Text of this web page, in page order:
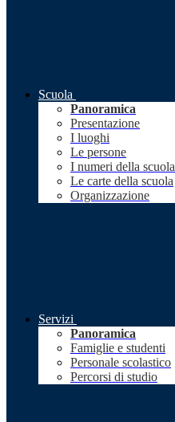
Scuola
Panoramica
Presentazione
I luoghi
Le persone
I numeri della scuola
Le carte della scuola
Organizzazione
Servizi
Panoramica
Famiglie e studenti
Personale scolastico
Percorsi di studio